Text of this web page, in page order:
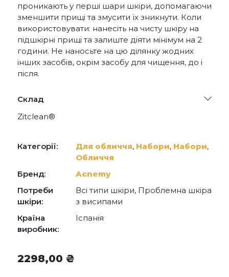
проникають у перші шари шкіри, допомагаючи
зменшити прищі та змусити їх зникнути. Коли
використовувати: нанесіть на чисту шкіру на
підшкірні прищі та залиште діяти мінімум на 2
години. Не наносьте на цю ділянку жодних
інших засобів, окрім засобу для чищення, до і
після.
Склад
Zitclean®
6 CAPRYLIC/CAPRIC GLYCERIDES,
SPHINGOMONAS FERMENT EXTRACT, SALICYLIC
ACID, MORINDA CITRIFOLIA CALLUS CULTURE
LYSATE, VITIS VINIFERA (GRAPE) FRUIT EXTRACT,
ZINGIBER OFFICINALE (GINGER) ROOT
EXTRACT, BOSWELLIA SERRATA RESIN EXTRACT,
POTASSIUM AZELOYL DIGLYCINATE, CERAMIDE
NP, XANTHAN GUM, CARBOMER, SODIUM
COCOYL GLUTAMATE, HYDROGENATED
PHOSPHATIDYLCHOLINE,
PHOSPHATIDYLCHOLINE, MANNITOL,
COCOYL RICE AMINO ACIDS
Категорії: Для обличчя, Набори, Набори,
Обличчя
Бренд:
Acnemy
Потреби
шкіри:
Всі типи шкіри, Проблемна шкіра
з висипами
Країна
виробник:
Іспанія
2298,00 ₴